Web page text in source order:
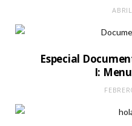
Especial
I: